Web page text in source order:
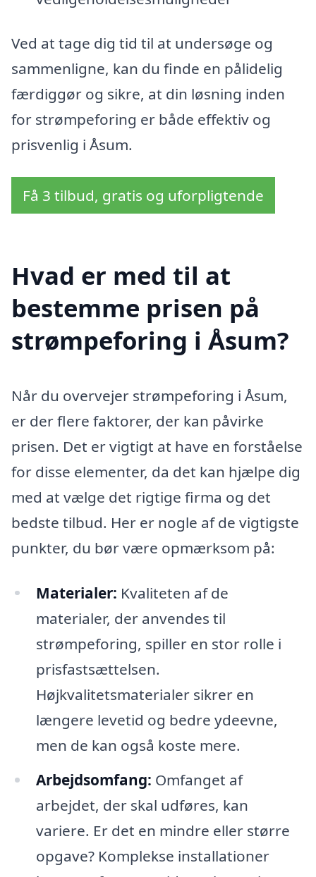
Ved at tage dig tid til at undersøge og
sammenligne, kan du finde en pålidelig
færdiggør og sikre, at din løsning inden
for strømpeforing er både effektiv og
prisvenlig i Åsum.
Få 3 tilbud, gratis og uforpligtende
Hvad er med til at
bestemme prisen på
strømpeforing i Åsum?
Når du overvejer strømpeforing i Åsum,
er der flere faktorer, der kan påvirke
prisen. Det er vigtigt at have en forståelse
for disse elementer, da det kan hjælpe dig
med at vælge det rigtige firma og det
bedste tilbud. Her er nogle af de vigtigste
punkter, du bør være opmærksom på:
Materialer: Kvaliteten af de
materialer, der anvendes til
strømpeforing, spiller en stor rolle i
prisfastsættelsen.
Højkvalitetsmaterialer sikrer en
længere levetid og bedre ydeevne,
men de kan også koste mere.
Arbejdsomfang: Omfanget af
arbejdet, der skal udføres, kan
variere. Er det en mindre eller større
opgave? Komplekse installationer